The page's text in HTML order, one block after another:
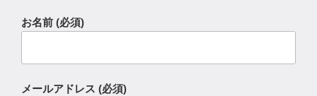
お名前 (必須)
メールアドレス (必須)